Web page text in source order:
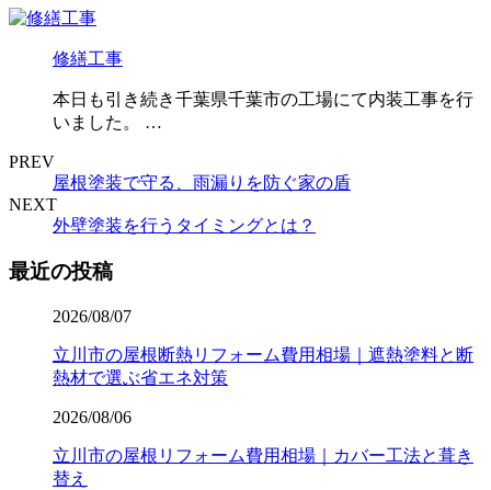
修繕工事
本日も引き続き千葉県千葉市の工場にて内装工事を行
いました。 …
PREV
屋根塗装で守る、雨漏りを防ぐ家の盾
NEXT
外壁塗装を行うタイミングとは？
最近の投稿
2026/08/07
立川市の屋根断熱リフォーム費用相場｜遮熱塗料と断
熱材で選ぶ省エネ対策
2026/08/06
立川市の屋根リフォーム費用相場｜カバー工法と葺き
替え